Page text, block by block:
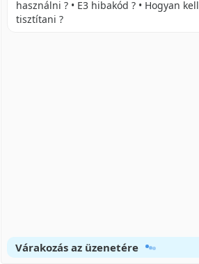
ONCANHE YHKN PERYLNPOBOK
használni ? • E3 hibakód ? • Hogyan kell
tisztítani ?
Várakozás az üzenetére